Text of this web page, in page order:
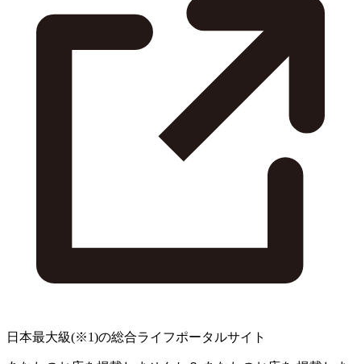
日本最大級(※1)の総合ライフポータルサイト